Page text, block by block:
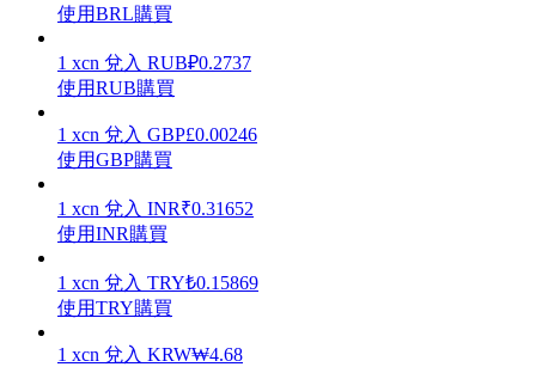
增值寶
使您的資產穩定增值
使用BRL購買
1 xcn 兌入 RUB₽0.2737
使用RUB購買
1 xcn 兌入 GBP£0.00246
使用GBP購買
1 xcn 兌入 INR₹0.31652
使用INR購買
1 xcn 兌入 TRY₺0.15869
使用TRY購買
1 xcn 兌入 KRW₩4.68